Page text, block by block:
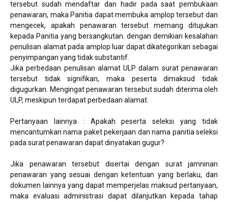
tersebut sudah mendaftar dan hadir pada saat pembukaan
penawaran, maka Panitia dapat membuka amplop tersebut dan
mengecek, apakah penawaran tersebut memang ditujukan
kepada Panitia yang bersangkutan. dengan demikian kesalahan
penulisan alamat pada amplop luar dapat dikategorikan sebagai
penyimpangan yang tidak substantif.
Jika perbedaan penulisan alamat ULP dalam surat penawaran
tersebut tidak signifikan, maka peserta dimaksud tidak
digugurkan. Mengingat penawaran tersebut sudah diterima oleh
ULP, meskipun terdapat perbedaan alamat.
Pertanyaan lainnya : Apakah peserta seleksi yang tidak
mencantumkan nama paket pekerjaan dan nama panitia seleksi
pada surat penawaran dapat dinyatakan gugur?
Jika penawaran tersebut disertai dengan surat jamninan
penawaran yang sesuai dengan ketentuan yang berlaku, dan
dokumen lainnya yang dapat memperjelas maksud pertanyaan,
maka evaluasi administrasi dapat dilanjutkan kepada tahap